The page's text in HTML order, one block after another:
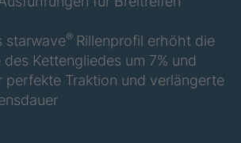
F
STP 199 877
F
4089296
starwave® Rillenprofil erhöht die
Kettengliedes um 7% und
perfekte Traktion und verlängerte